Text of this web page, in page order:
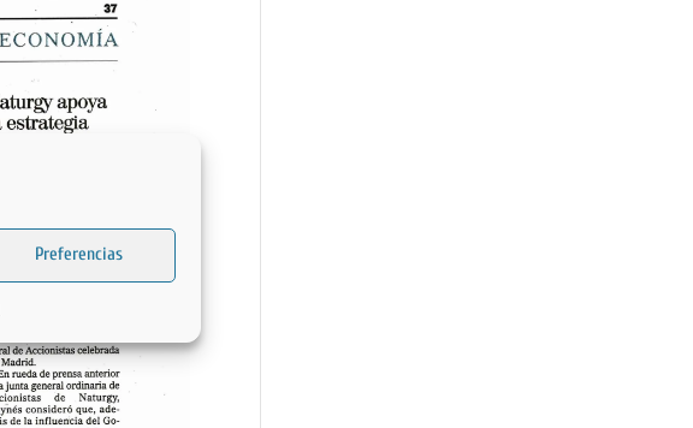
Preferencias